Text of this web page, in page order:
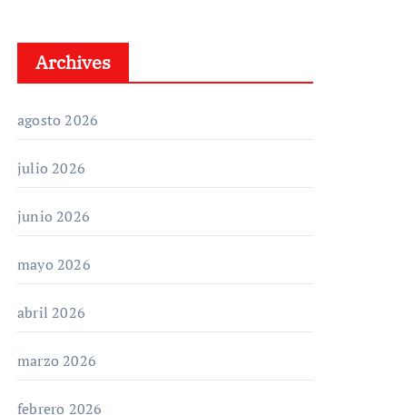
Archives
agosto 2026
julio 2026
junio 2026
mayo 2026
abril 2026
marzo 2026
febrero 2026